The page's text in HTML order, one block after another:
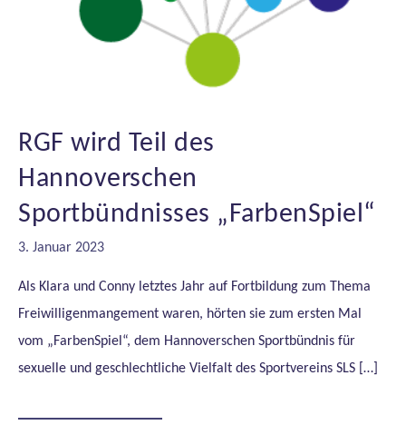
RGF wird Teil des
Hannoverschen
Sportbündnisses „FarbenSpiel“
3. Januar 2023
Als Klara und Conny letztes Jahr auf Fortbildung zum Thema
Freiwilligenmangement waren, hörten sie zum ersten Mal
vom „FarbenSpiel“, dem Hannoverschen Sportbündnis für
sexuelle und geschlechtliche Vielfalt des Sportvereins SLS […]